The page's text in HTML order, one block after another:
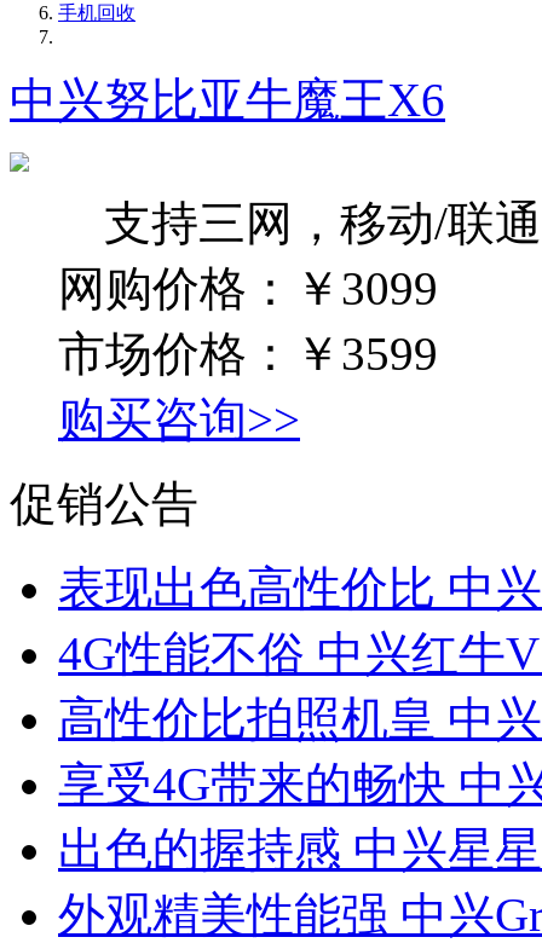
手机回收
中兴努比亚牛魔王X6
支持三网，移动/联通/
网购价格：
￥3099
市场价格：
￥3599
购买咨询>>
促销公告
表现出色高性价比 中
4G性能不俗 中兴红牛
高性价比拍照机皇 中
享受4G带来的畅快 中
出色的握持感 中兴星
外观精美性能强 中兴